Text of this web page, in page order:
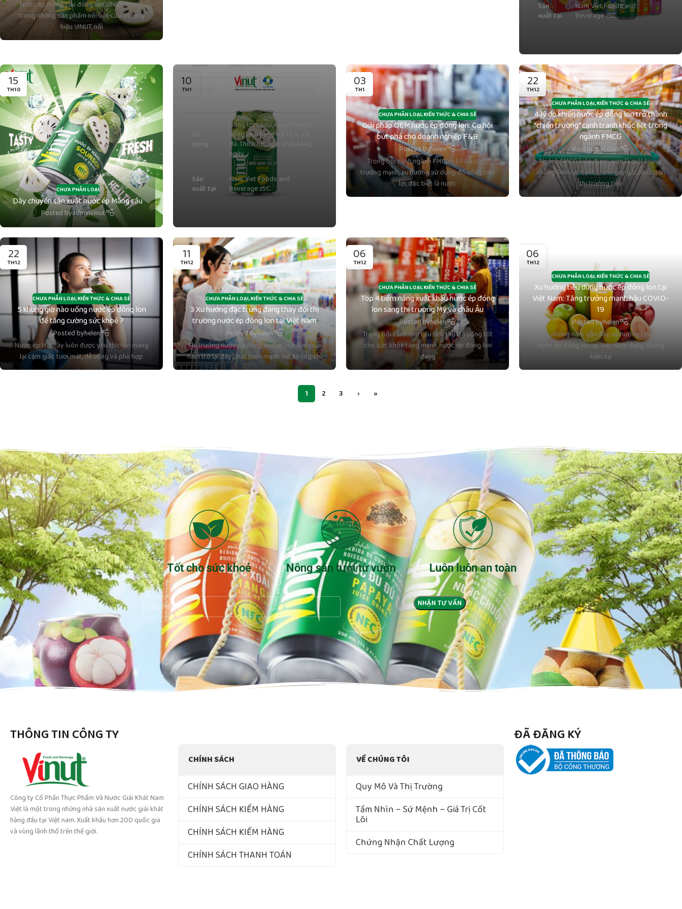
Nước ép mãng cầu đóng lon VINUT là một
trong những sản phẩm nổi bật của thương
hiệu VINUT, nổi
Sản
xuất tại
Nam Viet Foods and
Beverage JSC
15
TH10
CHƯA PHÂN LOẠI
Dây chuyền sản xuất nước ép Mãng cầu
Posted byadminvinut
10
TH1
quản
nắng trực tiếp.
24 tháng kể từ ngày sản xuất
Uống trực tiếp, ngon hơn khi
uống lạnh hoặc rót ra ly với
đá. Thích hợp giải khát hằng
ngày.
Sản
xuất tại
Nam Viet Foods and
Beverage JSC.
03
TH1
CHƯA PHÂN LOẠI,KIẾN THỨC & CHIA SẺ
Giải pháp OEM nước ép đóng lon: Cơ hội
bứt phá cho doanh nghiệp F&B
Posted byhelen
Trong bối cảnh ngành FMCG và F&B tăng
trưởng mạnh, xu hướng sử dụng đồ uống tiện
lợi, đặc biệt là nước
22
TH12
CHƯA PHÂN LOẠI,KIẾN THỨC & CHIA SẺ
4 lý do khiến nước ép đóng lon trở thành
“chiến trường” cạnh tranh khốc liệt trong
ngành FMCG
Posted byhelen
Ngành FMCG luôn được xem là một trong
những lĩnh vực cạnh tranh gay gắt nhất trên
thị trường tiêu
22
TH12
CHƯA PHÂN LOẠI,KIẾN THỨC & CHIA SẺ
5 khung giờ nào uống nước ép đóng lon
để tăng cường sức khoẻ ?
Posted byhelen
Nước ép trái cây luôn được yêu thích vì mang
lại cảm giác tươi mát, dễ uống và phù hợp
11
TH12
CHƯA PHÂN LOẠI,KIẾN THỨC & CHIA SẺ
3 Xu hướng đặc trưng đang thay đổi thị
trường nước ép đóng lon tại Việt Nam
Posted byhelen
Thị trường nước ép đóng lon tại Việt Nam vài
năm trở lại đây phát triển mạnh mẽ, không chỉ
06
TH12
CHƯA PHÂN LOẠI,KIẾN THỨC & CHIA SẺ
Top 4 tiềm năng xuất khẩu nước ép đóng
lon sang thị trường Mỹ và châu Âu
Posted byhelen
Trong bối cảnh nhu cầu tiêu thụ đồ uống tốt
cho sức khỏe tăng mạnh, nước ép đóng lon
đang
06
TH12
CHƯA PHÂN LOẠI,KIẾN THỨC & CHIA SẺ
Xu hướng tiêu dùng nước ép đóng lon tại
Việt Nam: Tăng trưởng mạnh hậu COVID-
19
Posted byhelen
Trong những năm gần đây, xu hướng tiêu dùng
nước ép đóng lon tại Việt Nam đang chứng
kiến sự
1 2 3 › »
Tốt cho sức khoẻ Nông sản tươi từ vườn Luôn luôn an toàn
THÔNG TIN CÔNG TY
Công ty Cổ Phần Thực Phẩm Và Nước Giải Khát Nam
Việt là một trong những nhà sản xuất nước giải khát
hàng đầu tại Việt nam. Xuất khẩu hơn 200 quốc gia
và vùng lãnh thổ trên thế giới.
CHÍNH SÁCH
CHÍNH SÁCH GIAO HÀNG
CHÍNH SÁCH KIỂM HÀNG
CHÍNH SÁCH KIỂM HÀNG
CHÍNH SÁCH THANH TOÁN
VỀ CHÚNG TÔI
Quy Mô Và Thị Trường
Tầm Nhìn – Sứ Mệnh – Giá Trị Cốt
Lõi
Chứng Nhận Chất Lượng
ĐÃ ĐĂNG KÝ